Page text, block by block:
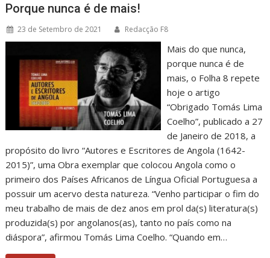
Porque nunca é de mais!
23 de Setembro de 2021 Redacção F8
Mais do que nunca,
porque nunca é de
mais, o Folha 8 repete
hoje o artigo
“Obrigado Tomás Lima
Coelho”, publicado a 27
de Janeiro de 2018, a
propósito do livro “Autores e Escritores de Angola (1642-
2015)”, uma Obra exemplar que colocou Angola como o
primeiro dos Países Africanos de Língua Oficial Portuguesa a
possuir um acervo desta natureza. “Venho participar o fim do
meu trabalho de mais de dez anos em prol da(s) literatura(s)
produzida(s) por angolanos(as), tanto no país como na
diáspora”, afirmou Tomás Lima Coelho. “Quando em…